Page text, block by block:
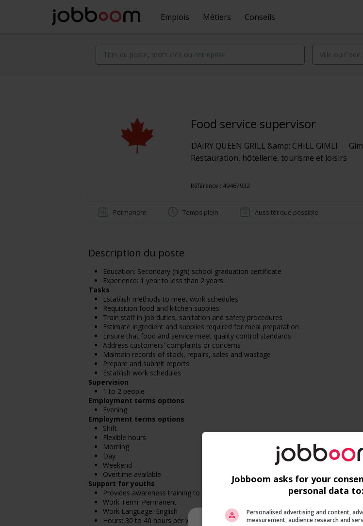
Emplois Métiers Conseils
Food service supervisor
DAIRY QUEEN GRILL &amp; CHILL GIMLI
Restauration, hôtellerie, tourisme et loisirs
Référence : 49467932
Permanent Temps plein Aussitôt que possible
Description du poste
Education: Secondary (high) school graduation certificate
Experience: 1 year to less than 2 years
Tasks
Establish methods to meet work schedules
Requisition food and kitchen supplies
Train staff in job duties, sanitation and safety procedures
Estimate ingredient and supplies required for meal preparation
Ensure that food and service meet quality control standards
Address customers' complaints or concerns
Maintain records of stock, repairs, sales and wastage
Prepare and submit reports
Establish work schedules
Supervision
1 to 2 people
Employment terms options
Evening
Employment terms options
Shift
Flexible hours
Morning
Day
Weekend
Overtime available
Support for youths
Provides awareness training to employees to create a welcoming work
Work Term: Permanent
Work Language: English
Hours: 30 to 40 hours per week
Jobboom asks for your
personal data to:
Personalised advertising and content,
measurement, audience research and